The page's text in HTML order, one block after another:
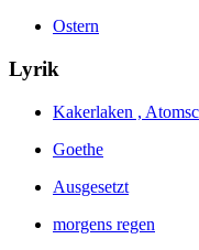
Ostern
Lyrik
Kakerlaken ,
Goethe
Ausgesetzt
morgens regen